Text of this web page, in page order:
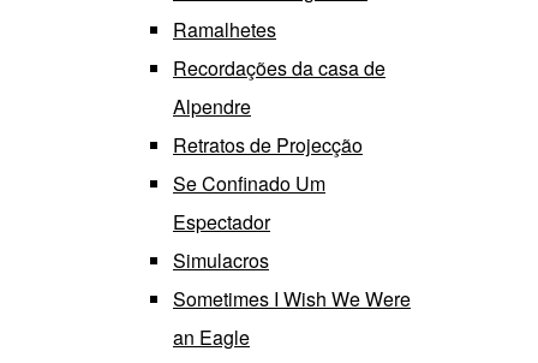
Ramalhetes
Recordações da casa de
Alpendre
Retratos de Projecção
Se Confinado Um
Espectador
Simulacros
Sometimes I Wish We Were
an Eagle